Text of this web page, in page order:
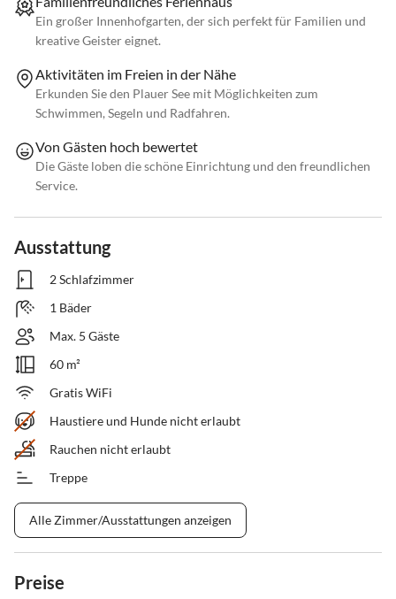
Ein großer Innenhofgarten, der sich perfekt für Familien und
kreative Geister eignet.
Aktivitäten im Freien in der Nähe
Erkunden Sie den Plauer See mit Möglichkeiten zum
Schwimmen, Segeln und Radfahren.
Von Gästen hoch bewertet
Die Gäste loben die schöne Einrichtung und den freundlichen
Service.
Ausstattung
2 Schlafzimmer
1 Bäder
Max. 5 Gäste
60 m²
Gratis WiFi
Haustiere und Hunde nicht erlaubt
Rauchen nicht erlaubt
Treppe
Alle Zimmer/Ausstattungen anzeigen
Preise